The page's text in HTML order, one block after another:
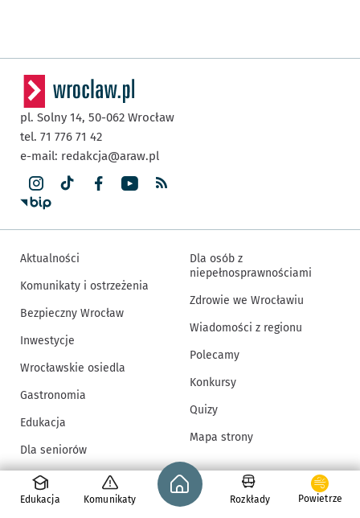
Edukacja Komunikaty
Strona główna - wroclaw.pl
Rozkłady Powietrze
pl. Solny 14, 50-062 Wrocław
tel. 71 776 71 42
e-mail: redakcja@araw.pl
Aktualności
Komunikaty i ostrzeżenia
Bezpieczny Wrocław
Inwestycje
Wrocławskie osiedla
Gastronomia
Edukacja
Dla seniorów
Dla osób z
niepełnosprawnościami
Zdrowie we Wrocławiu
Wiadomości z regionu
Polecamy
Konkursy
Quizy
Mapa strony
Inne informacje
Redakcja Deklaracja dostępności Newsletter